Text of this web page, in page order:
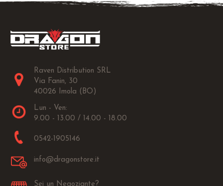
Raven Distribution SRL
Via Fanin, 30
40026 Imola (BO)
Lun - Ven:
9.00 - 13.00 / 14.00 - 18.00
0542-1905146
info@dragonstore.it
Sei un Negoziante?